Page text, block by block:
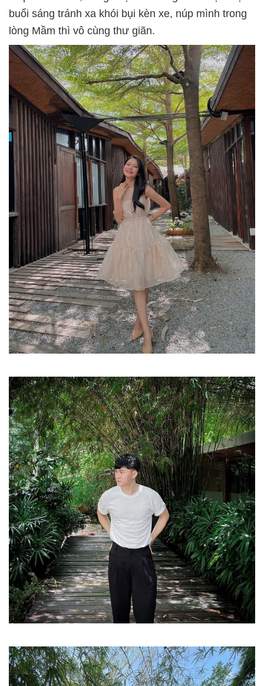
buổi sáng tránh xa khói bụi kèn xe, núp mình trong
lòng Mầm thì vô cùng thư giãn.